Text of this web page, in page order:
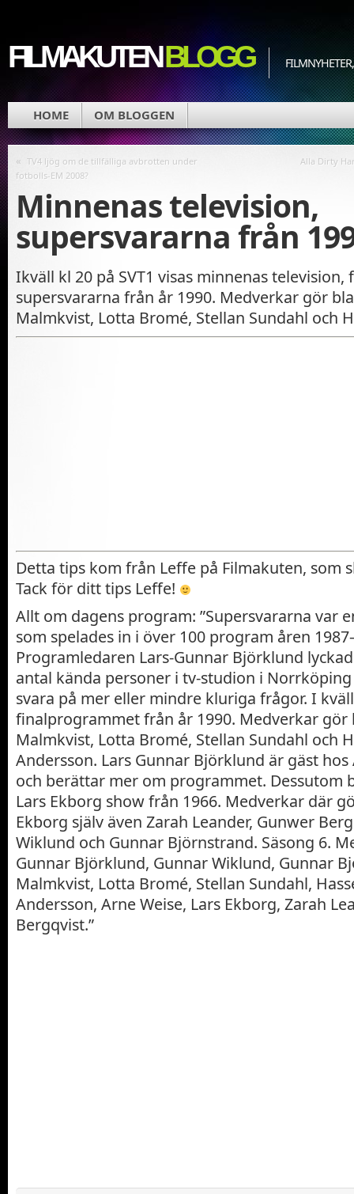
FILMAKUTENBLOGG
HOME OM BLOGGEN
« TV4 ljög om de tillfälliga avbrotten under
fotbolls-EM 2008?
Alla Dirty
Minnenas television,
supersvararna från
Ikväll kl 20 på SVT1 visas minnenas
supersvararna från år 1990. Medverkar gör
Malmkvist, Lotta Bromé, Stellan Sundahl och
Detta tips kom från Leffe på Filmakuten, som
Tack för ditt tips Leffe!
Allt om dagens program: ”Supersvararna var
som spelades in i över 100 program åren
Programledaren Lars-Gunnar Björklund
antal kända personer i tv-studion i
svara på mer eller mindre kluriga frågor. I
finalprogrammet från år 1990. Medverkar gör
Malmkvist, Lotta Bromé, Stellan Sundahl och
Andersson. Lars Gunnar Björklund är gäst hos
och berättar mer om programmet. Dessutom
Lars Ekborg show från 1966. Medverkar där
Ekborg själv även Zarah Leander, Gunwer
Wiklund och Gunnar Björnstrand. Säsong 6.
Gunnar Björklund, Gunnar Wiklund, Gunnar
Malmkvist, Lotta Bromé, Stellan Sundahl,
Andersson, Arne Weise, Lars Ekborg, Zarah
Bergqvist.”